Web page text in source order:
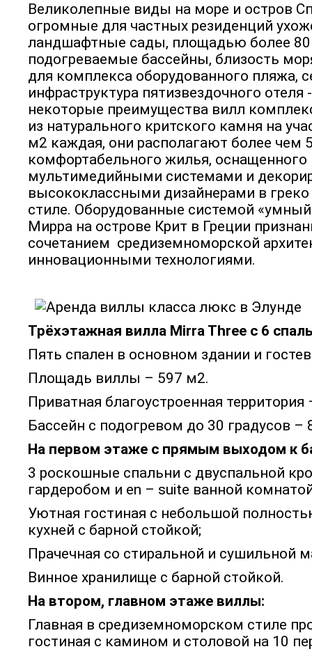
Великолепные виды на море и остров
огромные для частных резиденций
ландшафтные сады, площадью более
подогреваемые бассейны, близость
для комплекса оборудованного пляжа,
инфраструктура пятизвездочного отеля
некоторые преимущества вилл
из натурального критского камня на
м2 каждая, они располагают более чем
комфортабельного жилья, оснащенного
мультимедийными системами и
высококлассными дизайнерами в
стиле. Оборудованные системой
Мирра на острове Крит в Греции
сочетанием средиземноморской
инновационными технологиями.
Трёхэтажная вилла Mirra Three с 6
Пять спален в основном здании и
Площадь виллы – 597 м2.
Приватная благоустроенная
Бассейн с подогревом до 30 градусов –
На первом этаже с прямым выходом к
3 роскошные спальни с двуспальной
гардеробом и en – suite ванной
Уютная гостиная с небольшой
кухней с барной стойкой;
Прачечная со стиральной и сушильной
Винное хранилище с барной стойкой.
На втором, главном этаже виллы:
Главная в средиземноморском стиле
гостиная с камином и столовой на 10